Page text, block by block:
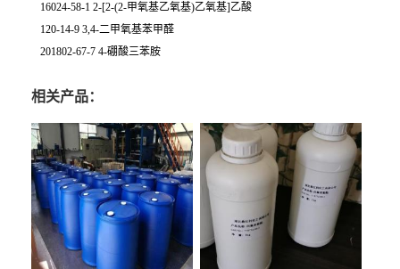
16024-58-1 2-[2-(2-甲氧基乙氧基)乙氧基]乙酸
120-14-9 3,4-二甲氧基苯甲醛
201802-67-7 4-硼酸三苯胺
相关产品：